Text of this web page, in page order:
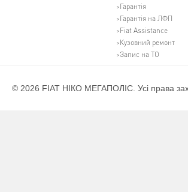
Гарантія
Гарантія на ЛФП
Fiat Assistance
Кузовний ремонт
Запис на ТО
© 2026 FIAT НІКО МЕГАПОЛІС. Усі права